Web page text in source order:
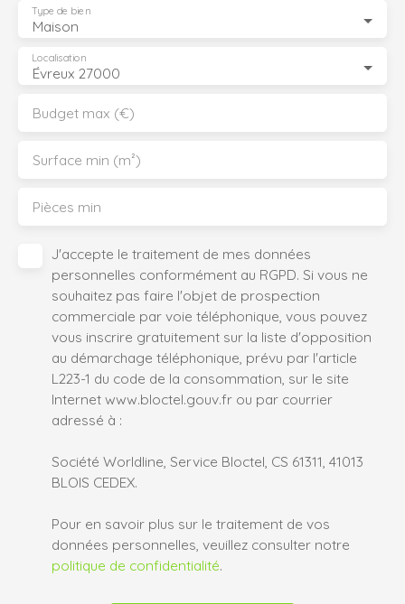
Maison
Type de bien
Évreux 27000
Localisation
Budget max (€)
Surface min (m²)
Pièces min
J'accepte le traitement de mes données
personnelles conformément au RGPD. Si vous ne
souhaitez pas faire l'objet de prospection
commerciale par voie téléphonique, vous pouvez
vous inscrire gratuitement sur la liste d'opposition
au démarchage téléphonique, prévu par l'article
L223-1 du code de la consommation, sur le site
Internet www.bloctel.gouv.fr ou par courrier
adressé à :
Société Worldline, Service Bloctel, CS 61311, 41013
BLOIS CEDEX.
Pour en savoir plus sur le traitement de vos
données personnelles, veuillez consulter notre
politique de confidentialité.